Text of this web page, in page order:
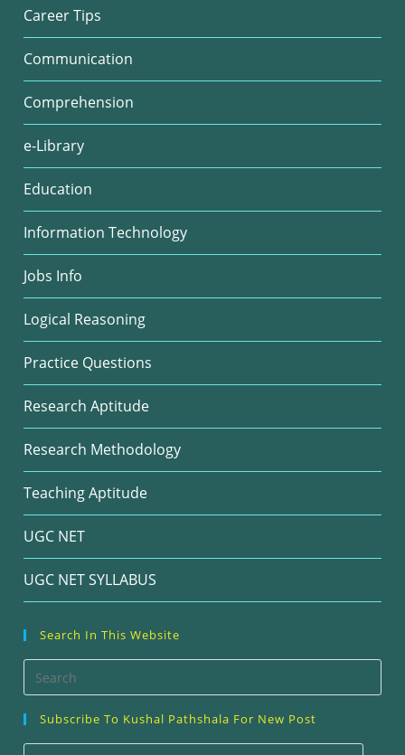
Career Tips
Communication
Comprehension
e-Library
Education
Information Technology
Jobs Info
Logical Reasoning
Practice Questions
Research Aptitude
Research Methodology
Teaching Aptitude
UGC NET
UGC NET SYLLABUS
Search In This Website
Subscribe To Kushal Pathshala For New Post